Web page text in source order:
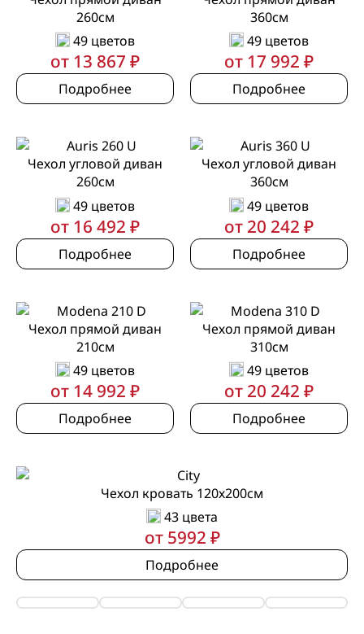
260см
49 цветов
от 13 867 ₽
Подробнее
360см
49 цветов
от 17 992 ₽
Подробнее
Чехол угловой диван
260см
49 цветов
от 16 492 ₽
Подробнее
Чехол угловой диван
360см
49 цветов
от 20 242 ₽
Подробнее
Чехол прямой диван
210см
49 цветов
от 14 992 ₽
Подробнее
Чехол прямой диван
310см
49 цветов
от 20 242 ₽
Подробнее
Чехол кровать 120х200см
43 цвета
от 5992 ₽
Подробнее